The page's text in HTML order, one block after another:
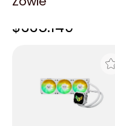
WATER COOLER ASUS
$335.149